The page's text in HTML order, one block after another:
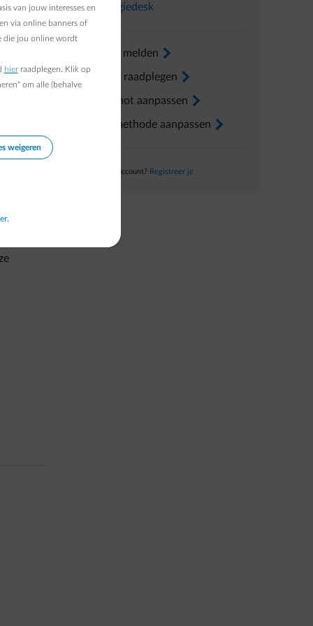
InEnergiedesk
Verhuis melden arrow-right
Factuur raadplegen arrow-right
Voorschot aanpassen arrow-right
Betaalmethode aanpassen arrow-right
Nog geen account? Registreer je
van jouw interesses en
via online banners of
die jou online wordt
hierraadplegen. Klik op
om alle (behalve
weigeren